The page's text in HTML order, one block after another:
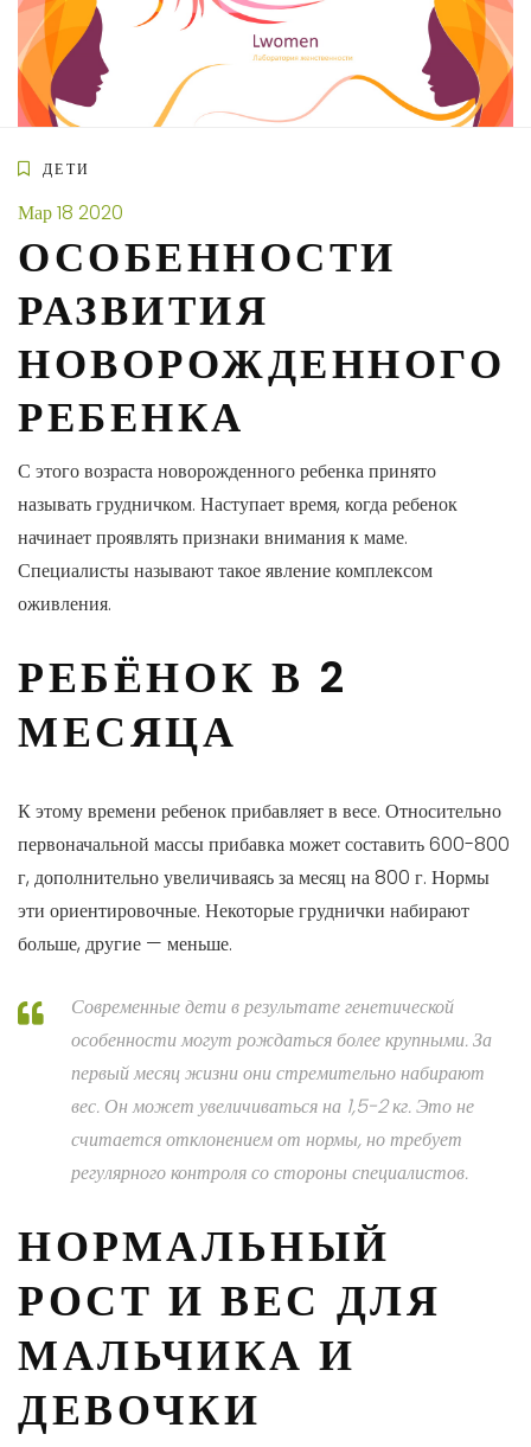
Skip
content
ДЕТИ
Мар18 2020
ОСОБЕННОСТИ
РАЗВИТИЯ
НОВОРОЖДЕННОГО
РЕБЕНКА
С этого возраста новорожденного ребенка принято
называть грудничком. Наступает время, когда ребенок
начинает проявлять признаки внимания к маме.
Специалисты называют такое явление комплексом
оживления.
РЕБЁНОК В 2
МЕСЯЦА
К этому времени ребенок прибавляет в весе. Относительно
первоначальной массы прибавка может составить 600-800
г, дополнительно увеличиваясь за месяц на 800 г. Нормы
эти ориентировочные. Некоторые груднички набирают
больше, другие — меньше.
Современные дети в результате генетической
особенности могут рождаться более крупными. За
первый месяц жизни они стремительно набирают
вес. Он может увеличиваться на 1,5-2 кг. Это не
считается отклонением от нормы, но требует
регулярного контроля со стороны специалистов.
НОРМАЛЬНЫЙ
РОСТ И ВЕС ДЛЯ
МАЛЬЧИКА И
ДЕВОЧКИ